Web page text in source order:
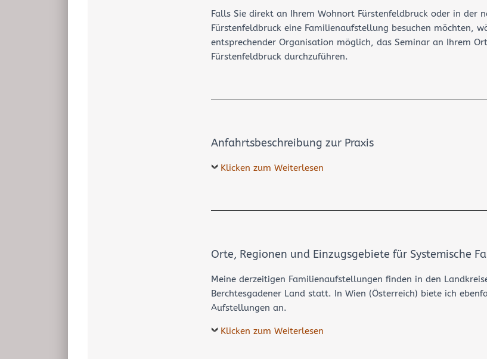
Falls Sie direkt an Ihrem Wohnort Fürstenfeldbruck oder in der
Fürstenfeldbruck eine Familienaufstellung besuchen möchten,
entsprechender Organisation möglich, das Seminar an Ihrem
Fürstenfeldbruck durchzuführen.
Anfahrts­be­schrei­bung zur Praxis
Klicken zum Weiterlesen
Orte, Regionen und Einzugsgebiete für Systemische
Meine derzeitigen Familienaufstellungen finden in den
Berchtesgadener Land statt. In Wien (Österreich) biete ich
Aufstellungen an.
Klicken zum Weiterlesen